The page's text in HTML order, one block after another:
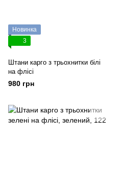
Новинка
3
Штани карго з трьохнитки білі
на флісі
980 грн